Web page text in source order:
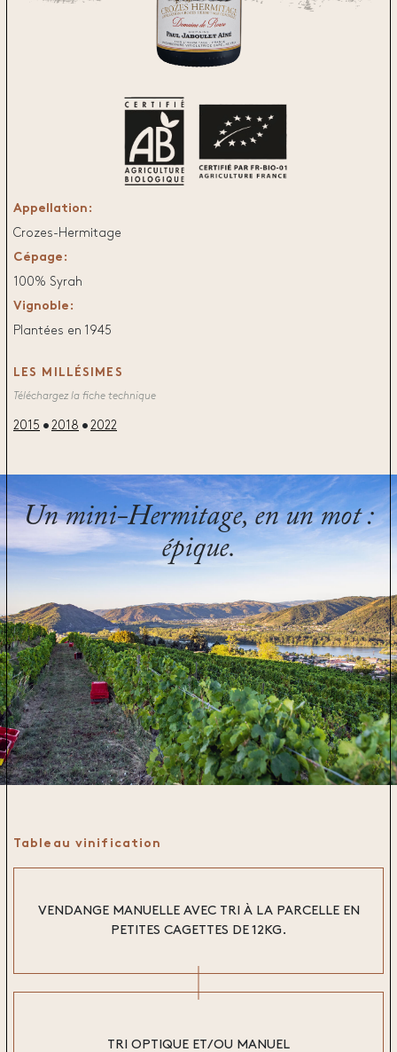
Appellation:
Crozes-Hermitage
Cépage:
100% Syrah
Vignoble:
Plantées en 1945
LES MILLÉSIMES
Téléchargez la fiche technique
2015 2018 2022
Un mini-Hermitage, en un mot :
épique.
Tableau vinification
VENDANGE MANUELLE AVEC TRI À LA PARCELLE EN
PETITES CAGETTES DE 12KG.
TRI OPTIQUE ET/OU MANUEL